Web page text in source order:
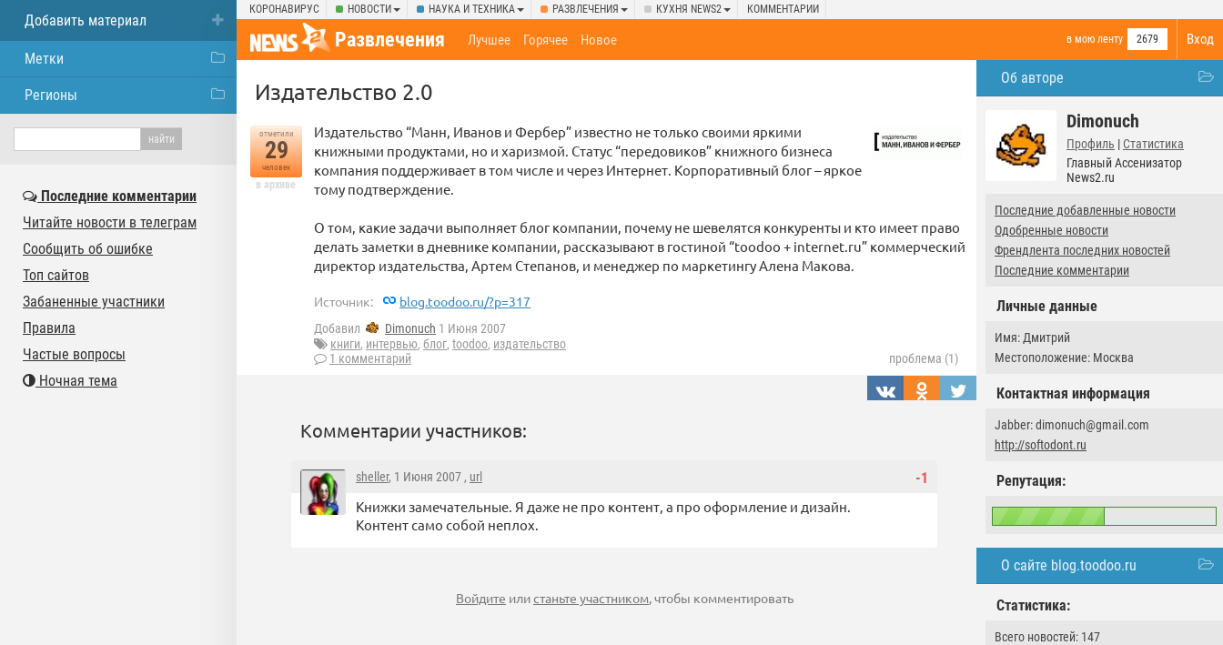
КОРОНАВИРУС НОВОСТИ НАУКА И ТЕХНИКА РАЗВЛЕЧЕНИЯ КУХНЯ NEWS2 КОММЕНТАРИИ
Вход
Развлечения в мою ленту 2679
Лучшее Горячее Новое
Об авторе
Dimonuch
Профиль | Статистика
Главный Ассенизатор
News2.ru
Последние добавленные новости
Одобренные новости
Френдлента последних новостей
Последние комментарии
Личные данные
Имя: Дмитрий
Местоположение: Москва
Контактная информация
Jabber: dimonuch@gmail.com
http://softodont.ru
Репутация:
О сайте blog.toodoo.ru
Статистика:
Всего новостей: 147
Издательство 2.0
отметили
29
человек
в архиве
Издательство “Манн, Иванов и Фербер” известно не только своими яркими
книжными продуктами, но и харизмой. Статус “передовиков” книжного бизнеса
компания поддерживает в том числе и через Интернет. Корпоративный блог – яркое
тому подтверждение.
О том, какие задачи выполняет блог компании, почему не шевелятся конкуренты и кто имеет право
делать заметки в дневнике компании, рассказывают в гостиной “toodoo + internet.ru” коммерческий
директор издательства, Артем Степанов, и менеджер по маркетингу Алена Макова.
Источник: blog.toodoo.ru/?p=317
Добавил Dimonuch 1 Июня 2007
книги, интервью, блог, toodoo, издательство
1 комментарий
проблема (1)
Комментарии участников:
-1
sheller, 1 Июня 2007 , url
Книжки замечательные. Я даже не про контент, а про оформление и дизайн.
Контент само собой неплох.
Войдите илистаньте участником, чтобы комментировать
Добавить материал
Метки
Регионы
Последние комментарии
Читайте новости в телеграм
Сообщить об ошибке
Топ сайтов
Забаненные участники
Правила
Частые вопросы
Ночная тема